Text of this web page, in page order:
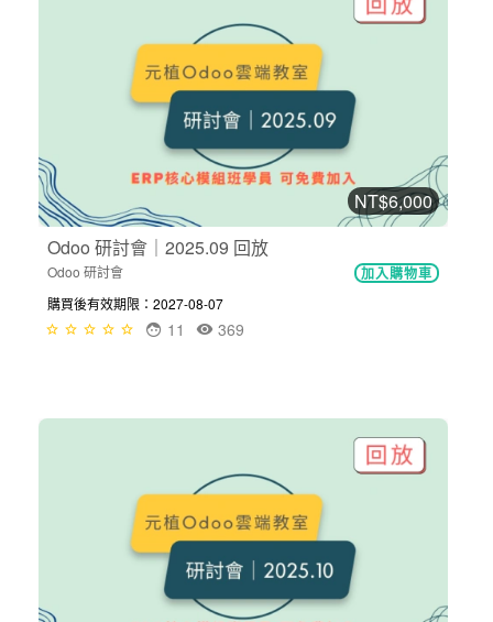
NT$6,000
Odoo 研討會｜2025.09 回放
Odoo 研討會 加入購物車
購買後有效期限：2027-08-07
369
11